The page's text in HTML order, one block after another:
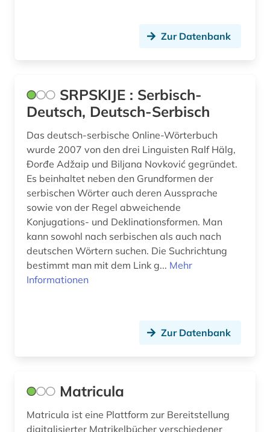
Zur Datenbank
SRPSKIJE : Serbisch-
Deutsch, Deutsch-Serbisch
Das deutsch-serbische Online-Wörterbuch
wurde 2007 von den drei Linguisten Ralf Hälg,
Đorđe Adžaip und Biljana Novković gegründet.
Es beinhaltet neben den Grundformen der
serbischen Wörter auch deren Aussprache
sowie von der Regel abweichende
Konjugations- und Deklinationsformen. Man
kann sowohl nach serbischen als auch nach
deutschen Wörtern suchen. Die Suchrichtung
bestimmt man mit dem Link g... Mehr
Informationen
Zur Datenbank
Matricula
Matricula ist eine Plattform zur Bereitstellung
digitalisierter Matrikelbücher verschiedener